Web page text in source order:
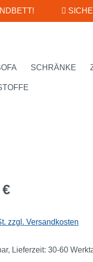
SCHRÄNKE
zzgl. Versandkosten
Lieferzeit: 30-60